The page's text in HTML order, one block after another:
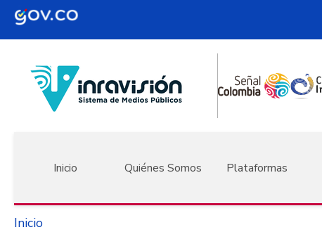
Pasar al contenido principal
Inicio Quiénes Somos Plataformas
Inicio